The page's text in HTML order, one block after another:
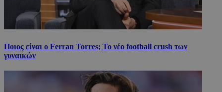
Ποιος είναι ο Ferran Torres; Το νέο football crush των
γυναικών